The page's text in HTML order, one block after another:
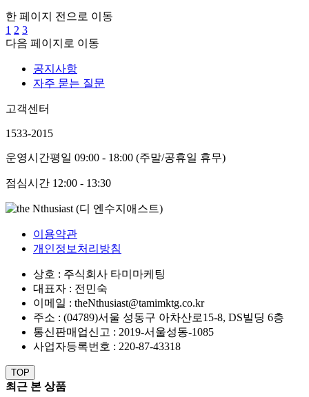
한 페이지 전으로 이동
1 2 3
다음 페이지로 이동
공지사항
자주 묻는 질문
고객센터
1533-2015
운영시간평일 09:00 - 18:00 (주말/공휴일 휴무)
점심시간 12:00 - 13:30
이용약관
개인정보처리방침
상호 : 주식회사 타미마케팅
대표자 : 전민숙
이메일 : theNthusiast@tamimktg.co.kr
주소 : (04789)서울 성동구 아차산로15-8, DS빌딩 6층
통신판매업신고 : 2019-서울성동-1085
사업자등록번호 : 220-87-43318
TOP
최근 본 상품